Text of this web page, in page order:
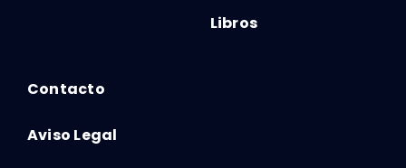
Libros
Contacto
Aviso Legal